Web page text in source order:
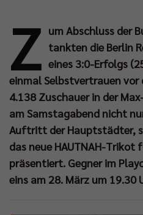
Z um Abschluss der
tankten die Berlin
eines 3:0-Erfolgs
einmal Selbstvertrauen
4.138 Zuschauer in der
am Samstagabend nicht
Auftritt der Hauptstädter,
das neue HAUTNAH-Trikot
präsentiert. Gegner im
eins am 28. März um 19.30